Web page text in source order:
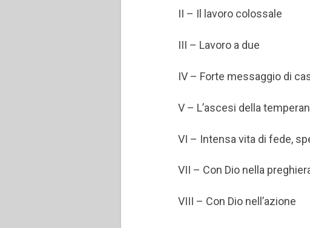
II – Il lavoro colossale
III – Lavoro a due
IV – Forte messaggio di
V – L’ascesi della
VI – Intensa vita di fede,
VII – Con Dio nella
VIII – Con Dio nell’azione